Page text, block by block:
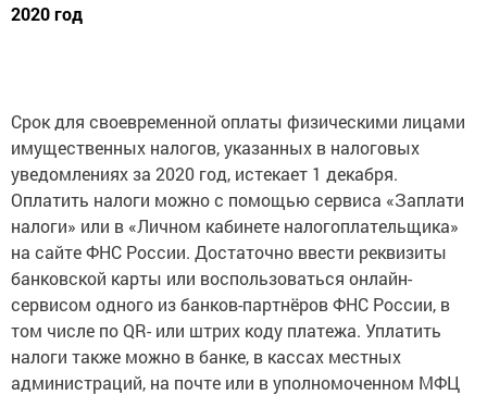
2020 год
Срок для своевременной оплаты физическими лицами
имущественных налогов, указанных в налоговых
уведомлениях за 2020 год, истекает 1 декабря.
Оплатить налоги можно с помощью сервиса «Заплати
налоги» или в «Личном кабинете налогоплательщика»
на сайте ФНС России. Достаточно ввести реквизиты
банковской карты или воспользоваться онлайн-
сервисом одного из банков-партнёров ФНС России, в
том числе по QR- или штрих коду платежа. Уплатить
налоги также можно в банке, в кассах местных
администраций, на почте или в уполномоченном МФЦ